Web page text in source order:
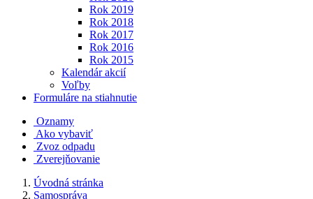
Rok 2019
Rok 2018
Rok 2017
Rok 2016
Rok 2015
Kalendár akcií
Voľby
Formuláre na stiahnutie
Oznamy
Ako vybaviť
Zvoz odpadu
Zverejňovanie
Úvodná stránka
Samospráva